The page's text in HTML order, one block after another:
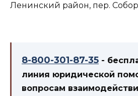
Ленинский район, пер.
8-800-301-87-35 -
линия юридической
вопросам